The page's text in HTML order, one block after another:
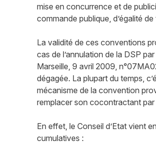
mise en concurrence et de
commande publique, d’égalité
La validité de ces conventions
cas de l’annulation de la DSP
Marseille, 9 avril 2009,
dégagée. La plupart du temps,
mécanisme de la convention
remplacer son cocontractant
En effet, le Conseil d’Etat vient
cumulatives :